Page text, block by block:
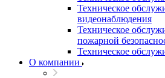
Техническое
видеонаблюдения
Техническое
пожарной
Техническое
О компании